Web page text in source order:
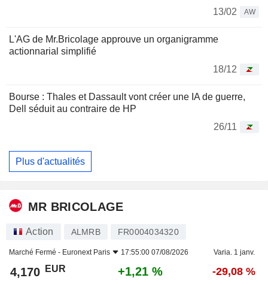
13/02
AW
L'AG de Mr.Bricolage approuve un organigramme
actionnarial simplifié
18/12
Bourse : Thales et Dassault vont créer une IA de guerre,
Dell séduit au contraire de HP
26/11
Plus d'actualités
MR BRICOLAGE
Action ALMRB FR0004034320
Marché Fermé - Euronext Paris 17:55:00 07/08/2026 Varia. 1 janv.
4,170 EUR +1,21 % -29,08 %